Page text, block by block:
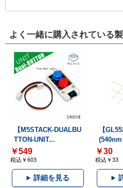
よく一緒に購入されている
【M5STACK-DUALBU
TTON-UNIT...
￥549
税込￥603
詳細を見る
【
￥30
税込￥33